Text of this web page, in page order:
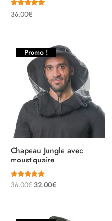
Note
5.00
36.00€
Promo !
Chapeau Jungle avec
moustiquaire
Note
5.00
36.00€ Le
32.00€